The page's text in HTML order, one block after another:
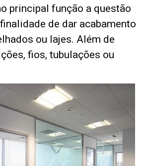
principal função a questão
de dar acabamento
ou lajes. Além de
fios, tubulações ou